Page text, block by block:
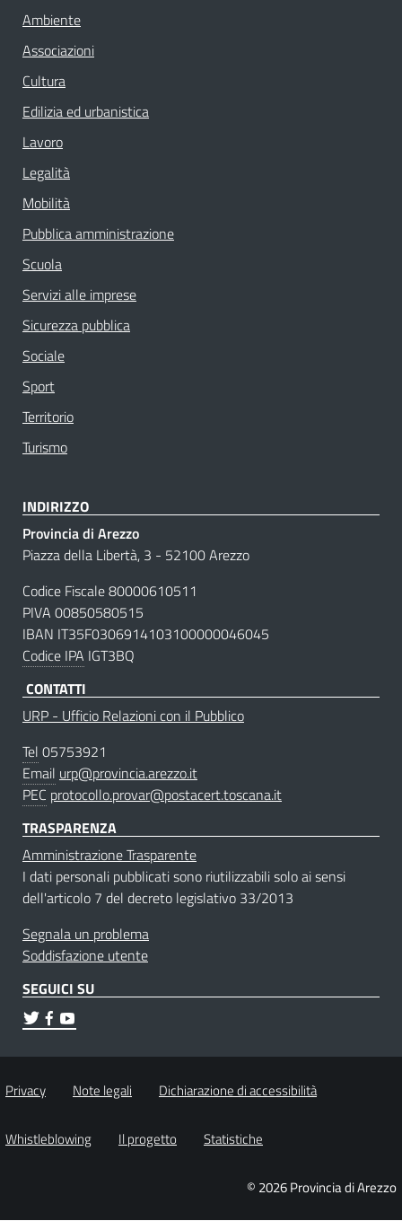
Ambiente
Associazioni
Cultura
Edilizia ed urbanistica
Lavoro
Legalità
Mobilità
Pubblica amministrazione
Scuola
Servizi alle imprese
Sicurezza pubblica
Sociale
Sport
Territorio
Turismo
INDIRIZZO
Provincia di Arezzo
Piazza della Libertà, 3 - 52100 Arezzo
Codice Fiscale 80000610511
PIVA 00850580515
IBAN IT35F0306914103100000046045
Codice IPA IGT3BQ
CONTATTI
URP - Ufficio Relazioni con il Pubblico
Tel 05753921
Email urp@provincia.arezzo.it
PEC protocollo.provar@postacert.toscana.it
TRASPARENZA
Amministrazione Trasparente
I dati personali pubblicati sono riutilizzabili solo ai sensi
dell'articolo 7 del decreto legislativo 33/2013
Segnala un problema
Soddisfazione utente
SEGUICI SU
Privacy Note legali Dichiarazione di accessibilità
Whistleblowing Il progetto Statistiche
© 2026 Provincia di Arezzo